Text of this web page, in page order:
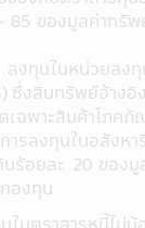
างๆ ที่สมาคมบริษัท
ะจะต้องเปิดเผยก
การทราบเพื่อที่บริ
ำกับ และดูแลการซื้
นได้
จัดการ และผู้บริห
าหน้าที่ของบริษัท
อบต่อความเสียห
ละ/หรือ ระบบสื่อสา
85 ของมูลค่าทรั
ทุนในหน่วยลงทุ
ซึ่งสินทรัพย์อ้างอิ
เฉพาะสินค้าโภค
ารลงทุนในอสังห
นร้อยละ 20 ของ
องทุน